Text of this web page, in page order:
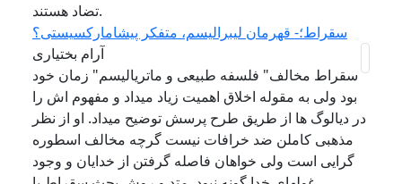
تضاد هستند.
سقراط؛- قهرمان لیبرالیسم، متفکر پیشامارکسیستی؟
آرام بختیاری
سقراط مخالف" فلسفه طبیعی و ماتریالیسم" زمان خود
بود ولی به مقوله اخلاق اهمیت زیاد میداد و مفهوم اش را
در دیالوگ ها از طریق طرح پرسش توضیح میداد. او از نظر
مذهبی کاملن ضد خرافات نیست گرچه مخالف اسطوره
گرایی است ولی خواهان فاصله گرفتن از خدایان و وجود